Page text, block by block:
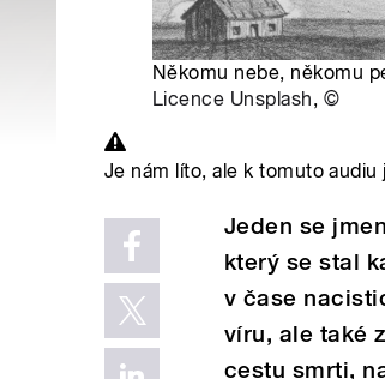
Někomu nebe, někomu
Licence Unsplash, ©
Je nám líto, ale k tomuto audiu
Jeden se
který se stal
v čase
víru, ale také
cestu smrti,